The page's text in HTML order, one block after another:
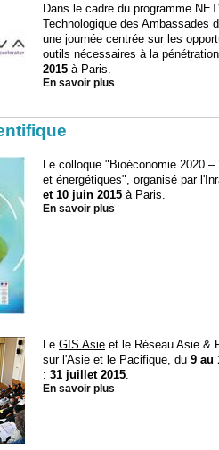
Dans le cadre du programme
Technologique des Ambassades
une journée centrée sur les
outils nécessaires à la
2015 à Paris.
En savoir plus
Le colloque "Bioéconomie 2020
et énergétiques", organisé par
et 10 juin 2015 à Paris.
En savoir plus
Le GIS Asie et le Réseau Asie &
sur l'Asie et le Pacifique, du 9 au
: 31 juillet 2015
En savoir plus